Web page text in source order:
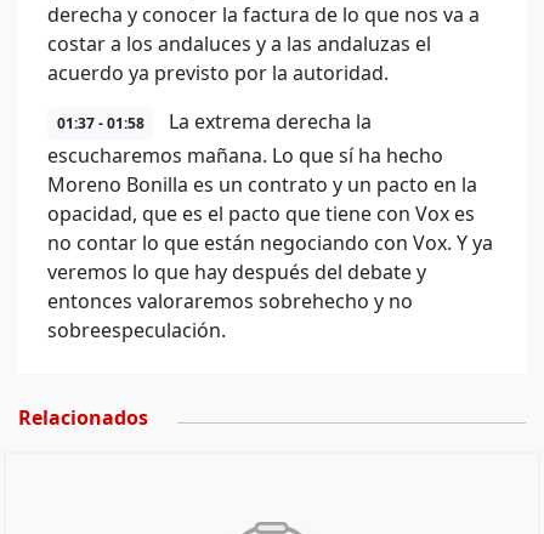
derecha y conocer la factura de lo que nos va a
costar a los andaluces y a las andaluzas el
acuerdo ya previsto por la autoridad.
01:37 - 01:58
La extrema derecha la
escucharemos mañana. Lo que sí ha hecho
Moreno Bonilla es un contrato y un pacto en la
opacidad, que es el pacto que tiene con Vox es
no contar lo que están negociando con Vox. Y ya
veremos lo que hay después del debate y
entonces valoraremos sobrehecho y no
sobreespeculación.
Relacionados